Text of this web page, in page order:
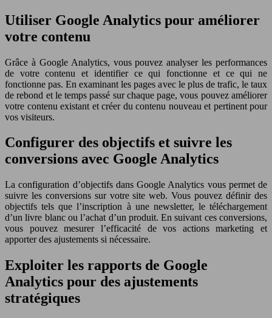
Utiliser Google Analytics pour améliorer
votre contenu
Grâce à Google Analytics, vous pouvez analyser les performances
de votre contenu et identifier ce qui fonctionne et ce qui ne
fonctionne pas. En examinant les pages avec le plus de trafic, le taux
de rebond et le temps passé sur chaque page, vous pouvez améliorer
votre contenu existant et créer du contenu nouveau et pertinent pour
vos visiteurs.
Configurer des objectifs et suivre les
conversions avec Google Analytics
La configuration d’objectifs dans Google Analytics vous permet de
suivre les conversions sur votre site web. Vous pouvez définir des
objectifs tels que l’inscription à une newsletter, le téléchargement
d’un livre blanc ou l’achat d’un produit. En suivant ces conversions,
vous pouvez mesurer l’efficacité de vos actions marketing et
apporter des ajustements si nécessaire.
Exploiter les rapports de Google
Analytics pour des ajustements
stratégiques